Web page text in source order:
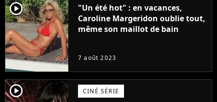
player2
"Un été hot" : en vacances,
Caroline Margeridon oublie tout,
même son maillot de bain
7 août 2023
player2 CINÉ SÉRIE